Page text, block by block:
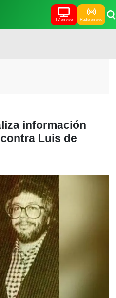
TV en vivo Radio en vivo
información
Luis de